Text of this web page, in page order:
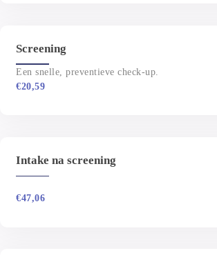
Screening
Een snelle, preventieve check-up.
€20,59
Intake na screening
€47,06